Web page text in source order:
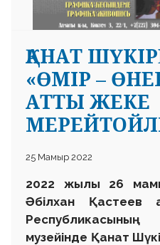
ҚАНАТ
«ӨМІР –
АТТЫ ЖЕКЕ
25 Мамыр 2022
2022 жылы 26
Әбілхан Қастеев
музейінде Қанат